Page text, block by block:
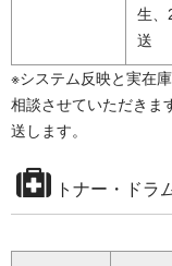
生、
送
※システム反映と実在
相談させていただきま
送します。
トナー・ドラ